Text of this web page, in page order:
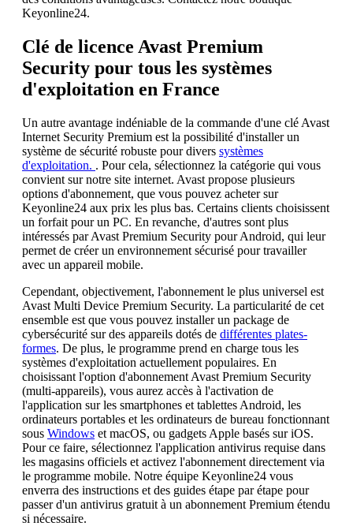
Keyonline24.
Clé de licence Avast Premium
Security pour tous les systèmes
d'exploitation en France
Un autre avantage indéniable de la commande d'une clé Avast
Internet Security Premium est la possibilité d'installer un
système de sécurité robuste pour divers systèmes
d'exploitation. . Pour cela, sélectionnez la catégorie qui vous
convient sur notre site internet. Avast propose plusieurs
options d'abonnement, que vous pouvez acheter sur
Keyonline24 aux prix les plus bas. Certains clients choisissent
un forfait pour un PC. En revanche, d'autres sont plus
intéressés par Avast Premium Security pour Android, qui leur
permet de créer un environnement sécurisé pour travailler
avec un appareil mobile.
Cependant, objectivement, l'abonnement le plus universel est
Avast Multi Device Premium Security. La particularité de cet
ensemble est que vous pouvez installer un package de
cybersécurité sur des appareils dotés de différentes plates-
formes. De plus, le programme prend en charge tous les
systèmes d'exploitation actuellement populaires. En
choisissant l'option d'abonnement Avast Premium Security
(multi-appareils), vous aurez accès à l'activation de
l'application sur les smartphones et tablettes Android, les
ordinateurs portables et les ordinateurs de bureau fonctionnant
sous Windows et macOS, ou gadgets Apple basés sur iOS.
Pour ce faire, sélectionnez l'application antivirus requise dans
les magasins officiels et activez l'abonnement directement via
le programme mobile. Notre équipe Keyonline24 vous
enverra des instructions et des guides étape par étape pour
passer d'un antivirus gratuit à un abonnement Premium étendu
si nécessaire.